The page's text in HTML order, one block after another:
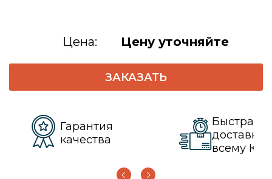
Цена: Цену уточняйте
ЗАКАЗАТЬ
Гарантия
качества
Быстрая
доставка
всему КЗ